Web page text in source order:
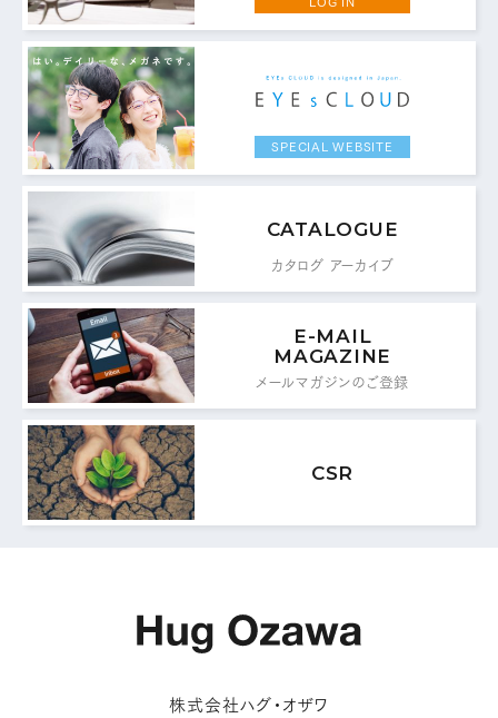
TEL：0776-87-0890
FAX： 0776-87-0891
MAIL FORM
SPECIAL WEBSITE
CATALOGUE
カタログ アーカイブ
E-MAIL
MAGAZINE
メールマガジンのご登録
CSR
株式会社ハグ・オザワ